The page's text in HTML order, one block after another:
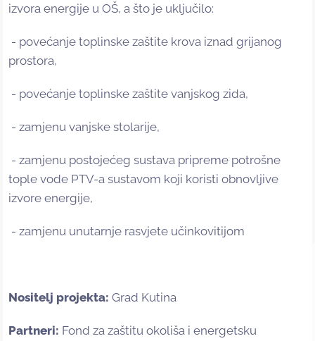
izvora energije u OŠ, a što je uključilo:
- povećanje toplinske zaštite krova iznad grijanog
prostora,
- povećanje toplinske zaštite vanjskog zida,
- zamjenu vanjske stolarije,
- zamjenu postojećeg sustava pripreme potrošne
tople vode PTV-a sustavom koji koristi obnovljive
izvore energije,
- zamjenu unutarnje rasvjete učinkovitijom
Nositelj projekta: Grad Kutina
Partneri: Fond za zaštitu okoliša i energetsku